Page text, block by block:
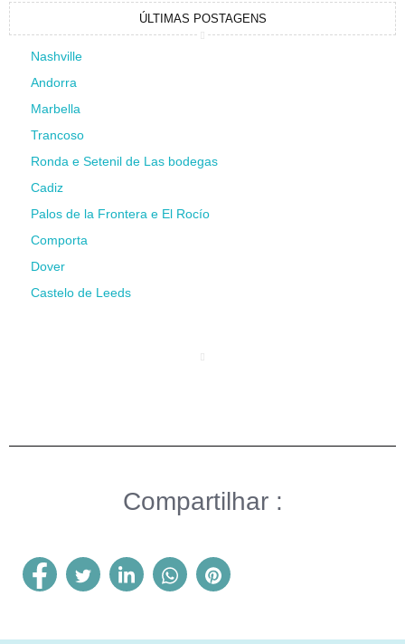
ÚLTIMAS POSTAGENS
Nashville
Andorra
Marbella
Trancoso
Ronda e Setenil de Las bodegas
Cadiz
Palos de la Frontera e El Rocío
Comporta
Dover
Castelo de Leeds
Compartilhar :